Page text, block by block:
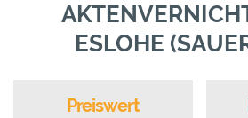
ESLOHE
Preiswert